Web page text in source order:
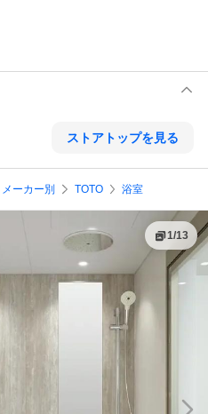
ストアトップを見る
メーカー別 TOTO 浴室
1/13